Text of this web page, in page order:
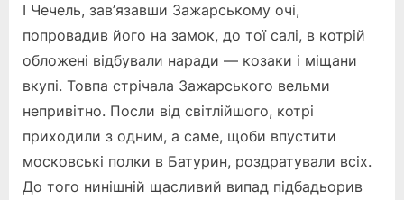
І Чечель, зав’язавши Зажарському очі,
попровадив його на замок, до тої салі, в котрій
обложені відбували наради — козаки і міщани
вкупі. Товпа стрічала Зажарського вельми
непривітно. Посли від світлійшого, котрі
приходили з одним, а саме, щоби впустити
московські полки в Батурин, роздратували всіх.
До того нинішній щасливий випад підбадьорив